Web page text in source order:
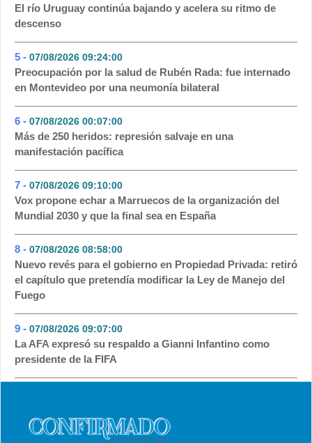
El río Uruguay continúa bajando y acelera su ritmo de
descenso
5 - 07/08/2026 09:24:00
Preocupación por la salud de Rubén Rada: fue internado
en Montevideo por una neumonía bilateral
6 - 07/08/2026 00:07:00
Más de 250 heridos: represión salvaje en una
manifestación pacífica
7 - 07/08/2026 09:10:00
Vox propone echar a Marruecos de la organización del
Mundial 2030 y que la final sea en España
8 - 07/08/2026 08:58:00
Nuevo revés para el gobierno en Propiedad Privada: retiró
el capítulo que pretendía modificar la Ley de Manejo del
Fuego
9 - 07/08/2026 09:07:00
La AFA expresó su respaldo a Gianni Infantino como
presidente de la FIFA